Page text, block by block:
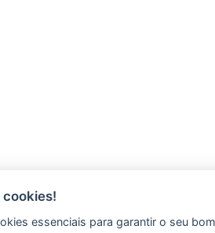
cookies!
essenciais para garantir o seu